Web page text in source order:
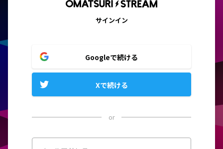
サインイン
Googleで続ける
Xで続ける
or